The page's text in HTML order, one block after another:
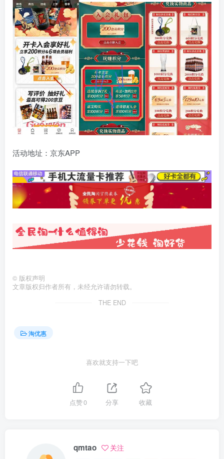
活动地址：京东APP
© 版权声明
文章版权归作者所有，未经允许请勿转载。
THE END
淘优惠
喜欢就支持一下吧
点赞0 分享 收藏
qmtao 关注